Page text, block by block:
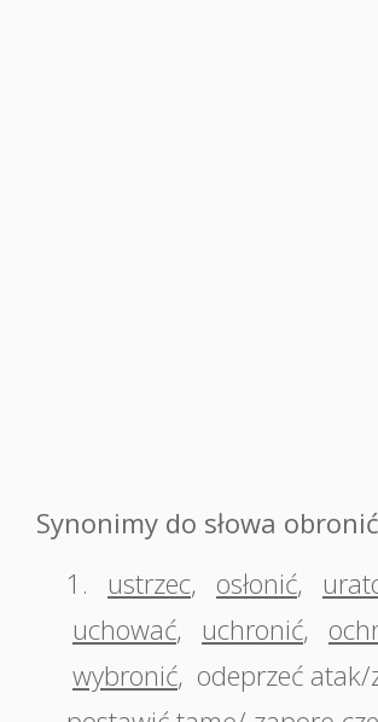
Synonimy do słowa obronić
1.
ustrzec, osłonić,
uchować, uchronić,
wybronić, odeprzeć